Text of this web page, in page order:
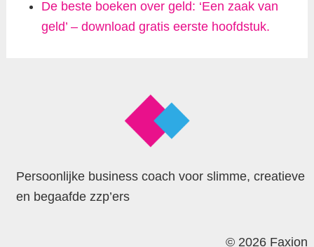
De beste boeken over geld: ‘Een zaak van
geld’ – download gratis eerste hoofdstuk.
Persoonlijke business coach voor slimme, creatieve
en begaafde zzp’ers
© 2026 Faxion